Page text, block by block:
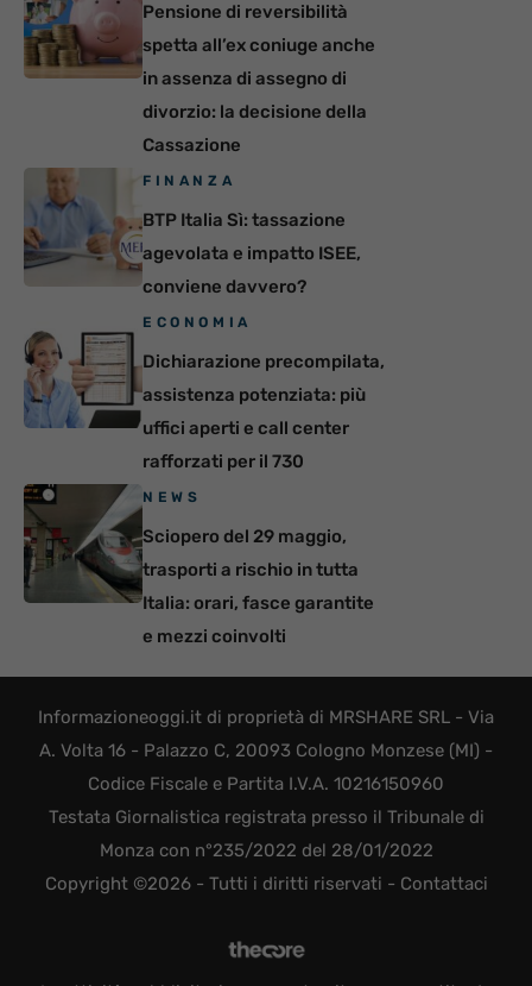
Pensione di reversibilità
spetta all’ex coniuge anche
in assenza di assegno di
divorzio: la decisione della
Cassazione
FINANZA
BTP Italia Sì: tassazione
agevolata e impatto ISEE,
conviene davvero?
ECONOMIA
Dichiarazione precompilata,
assistenza potenziata: più
uffici aperti e call center
rafforzati per il 730
NEWS
Sciopero del 29 maggio,
trasporti a rischio in tutta
Italia: orari, fasce garantite
e mezzi coinvolti
Informazioneoggi.it di proprietà di MRSHARE SRL - Via
A. Volta 16 - Palazzo C, 20093 Cologno Monzese (MI) -
Codice Fiscale e Partita I.V.A. 10216150960
Testata Giornalistica registrata presso il Tribunale di
Monza con n°235/2022 del 28/01/2022
Copyright ©2026 - Tutti i diritti riservati - Contattaci